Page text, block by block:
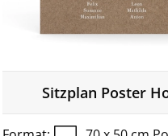
Sitzplan Poster